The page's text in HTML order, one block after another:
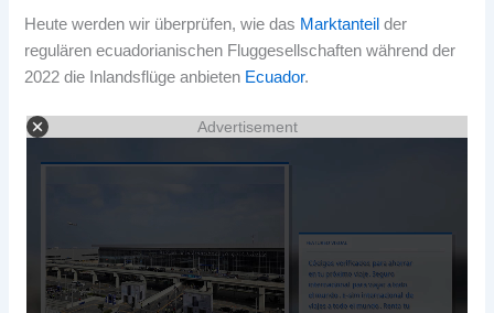
Heute werden wir überprüfen, wie das Marktanteil der
regulären ecuadorianischen Fluggesellschaften während der
2022 die Inlandsflüge anbieten Ecuador.
Advertisement